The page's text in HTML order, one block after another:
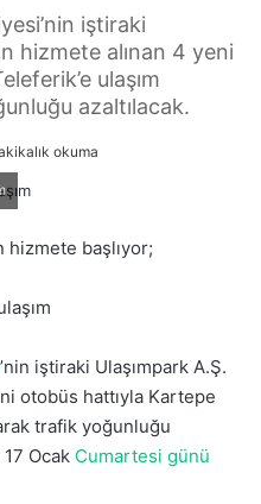
iştiraki
hizmete alınan 4 yeni
ulaşım
azaltılacak.
okuma
hizmete başlıyor;
’nin iştiraki Ulaşımpark A.Ş.
otobüs hattıyla Kartepe
trafik yoğunluğu
Ocak Cumartesi günü